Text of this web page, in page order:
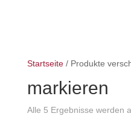
Startseite/ Produkte
markieren
Alle 5 Ergebnisse werden